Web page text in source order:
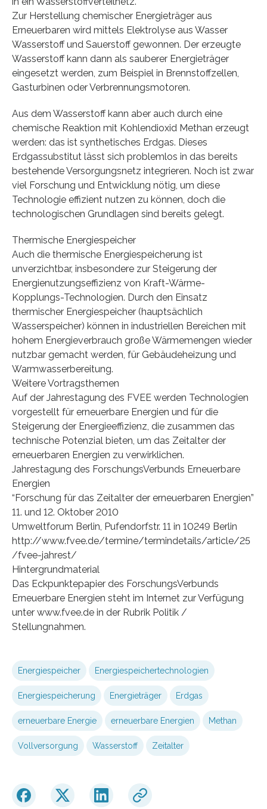
Zur Herstellung chemischer Energieträger aus
Erneuerbaren wird mittels Elektrolyse aus Wasser
Wasserstoff und Sauerstoff gewonnen. Der erzeugte
Wasserstoff kann dann als sauberer Energieträger
eingesetzt werden, zum Beispiel in Brennstoffzellen,
Gasturbinen oder Verbrennungsmotoren.
Aus dem Wasserstoff kann aber auch durch eine
chemische Reaktion mit Kohlendioxid Methan erzeugt
werden: das ist synthetisches Erdgas. Dieses
Erdgassubstitut lässt sich problemlos in das bereits
bestehende Versorgungsnetz integrieren. Noch ist zwar
viel Forschung und Entwicklung nötig, um diese
Technologie effizient nutzen zu können, doch die
technologischen Grundlagen sind bereits gelegt.
Thermische Energiespeicher
Auch die thermische Energiespeicherung ist
unverzichtbar, insbesondere zur Steigerung der
Energienutzungseffizienz von Kraft-Wärme-
Kopplungs-Technologien. Durch den Einsatz
thermischer Energiespeicher (hauptsächlich
Wasserspeicher) können in industriellen Bereichen mit
hohem Energieverbrauch große Wärmemengen wieder
nutzbar gemacht werden, für Gebäudeheizung und
Warmwasserbereitung.
Weitere Vortragsthemen
Auf der Jahrestagung des FVEE werden Technologien
vorgestellt für erneuerbare Energien und für die
Steigerung der Energieeffizienz, die zusammen das
technische Potenzial bieten, um das Zeitalter der
erneuerbaren Energien zu verwirklichen.
Jahrestagung des ForschungsVerbunds Erneuerbare
Energien
“Forschung für das Zeitalter der erneuerbaren Energien”
11. und 12. Oktober 2010
Umweltforum Berlin, Pufendorfstr. 11 in 10249 Berlin
http://www.fvee.de/termine/termindetails/article/25
/fvee-jahrest/
Hintergrundmaterial
Das Eckpunktepapier des ForschungsVerbunds
Erneuerbare Energien steht im Internet zur Verfügung
unter www.fvee.de in der Rubrik Politik /
Stellungnahmen.
Energiespeicher Energiespeichertechnologien
Energiespeicherung Energieträger Erdgas
erneuerbare Energie erneuerbare Energien Methan
Vollversorgung Wasserstoff Zeitalter